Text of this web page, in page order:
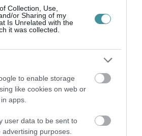
Collection, Use,
or Sharing of my
Is Unrelated with the
it was collected.
to enable storage
like cookies on web or
apps.
user data to be sent to
purposes.
Mikor az április
hogy jelezzük a
a város szeretné
jogokat, az volt a
működik a jelenlegi
a KLIK a fenntartó és a
Gondolom, ha most szóvá
már működtetőként sem
oktatásban, akkor azt